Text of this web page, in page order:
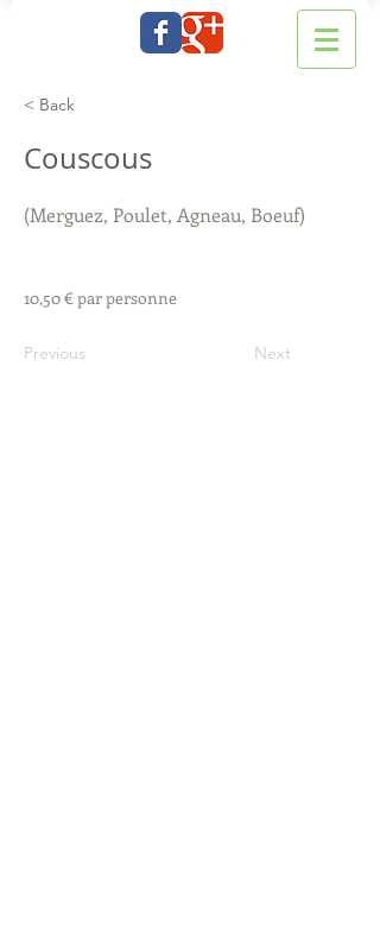
< Back
Couscous
(Merguez, Poulet, Agneau, Boeuf)
10,50 € par personne
Previous Next